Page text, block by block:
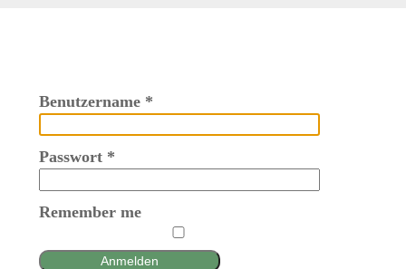
Benutzername*
Passwort*
Remember me
Anmelden